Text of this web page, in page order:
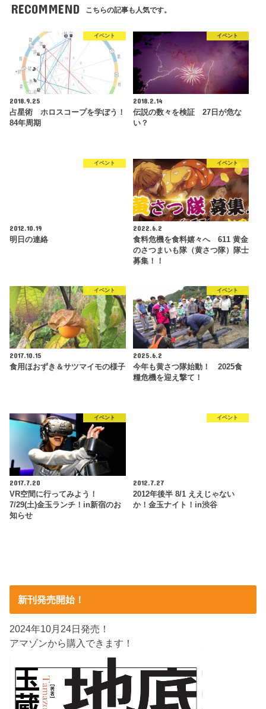
RECOMMEND こちらの記事も人気です。
イベント
2018.9.25
占星術 ホロスコープを学ぼう！
84年周期
イベント
2018.2.14
伝説の数々を検証 27日が危な
い？
イベント
2012.10.19
明日の連絡
イベント
2022.6.2
食料危機を食料嬉々へ 611 黄金
のさつまいも隊（黄さつ隊）隊士
募集！！
イベント
2017.10.15
食用ほおずき＆サツマイモの様子
イベント
2025.6.2
今年も黄さつ隊始動！ 2025食
糧危機を迎え撃て！
イベント
2017.7.20
VR空間に行ってみよう！
7/29(土)金玉ランチ！in新宿のお
知らせ
イベント
2012.7.27
2012年後半 8/1 ええじゃない
か！金玉ナイト！in渋谷
新刊発売開始！
2024年10月24日発売！
アマゾンから購入できます！